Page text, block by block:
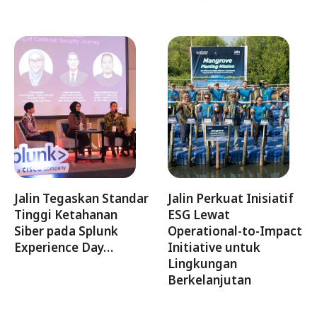
Jalin Tegaskan Standar
Tinggi Ketahanan
Siber pada Splunk
Experience Day…
Jalin Perkuat Inisiatif
ESG Lewat
Operational-to-Impact
Initiative untuk
Lingkungan
Berkelanjutan